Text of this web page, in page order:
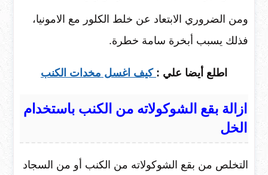
ومن الضروري الابتعاد عن خلط الكلور مع الامونيا،
فذلك يسبب أبخرة سامة خطرة.
اطلع أيضا علي : كيف اغسل مخدات الكنب
ازالة بقع الشوكولاته من الكنب باستخدام
الخل
التخلص من بقع الشوكولاته من الكنب أو من السجاد